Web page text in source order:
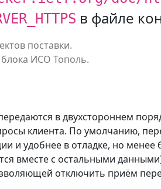
в файле
поставки.
ИСО Тополь.
в двухстороннем
клиента. По умолчанию,
и удобнее в отладке, но менее
вместе с остальными
отключить приём